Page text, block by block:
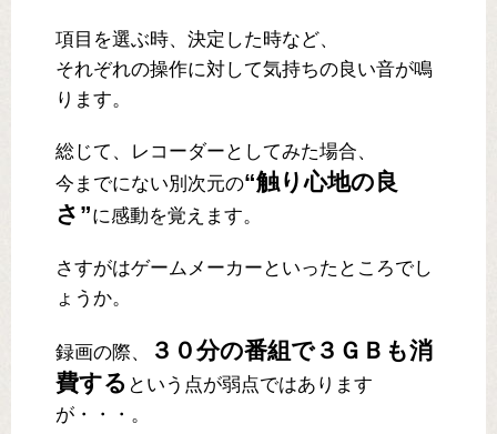
項目を選ぶ時、決定した時など、
それぞれの操作に対して気持ちの良い音が鳴
ります。
総じて、レコーダーとしてみた場合、
今までにない別次元の“触り心地の良
さ”に感動を覚えます。
さすがはゲームメーカーといったところでし
ょうか。
録画の際、
３０分の番組で３ＧＢも消
費する という点が弱点ではあります
が・・・。